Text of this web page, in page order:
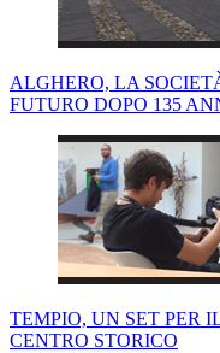
ALGHERO, LA
FUTURO DOPO 135
TEMPIO, UN SET PER
CENTRO STORICO